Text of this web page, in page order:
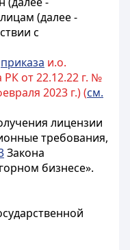
(далее -
с
приказа и.о.
от 22.12.22 г. №
2023 г.) (см.
лицензии
требования,
Закона
бизнесе».